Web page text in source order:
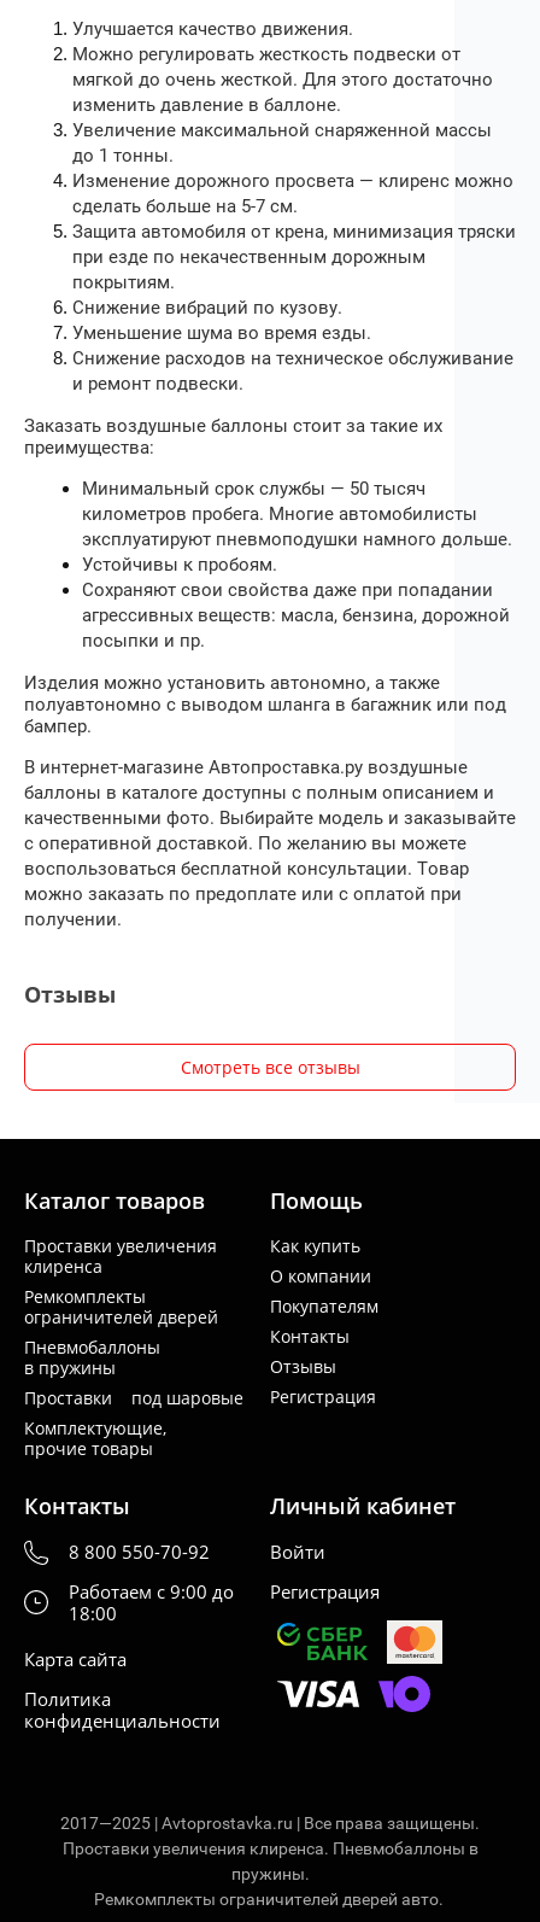
Улучшается качество движения.
Можно регулировать жесткость подвески от
мягкой до очень жесткой. Для этого достаточно
изменить давление в баллоне.
Увеличение максимальной снаряженной массы
до 1 тонны.
Изменение дорожного просвета — клиренс можно
сделать больше на 5-7 см.
Защита автомобиля от крена, минимизация тряски
при езде по некачественным дорожным
покрытиям.
Снижение вибраций по кузову.
Уменьшение шума во время езды.
Снижение расходов на техническое обслуживание
и ремонт подвески.
Заказать воздушные баллоны стоит за такие их
преимущества:
Минимальный срок службы — 50 тысяч
километров пробега. Многие автомобилисты
эксплуатируют пневмоподушки намного дольше.
Устойчивы к пробоям.
Сохраняют свои свойства даже при попадании
агрессивных веществ: масла, бензина, дорожной
посыпки и пр.
Изделия можно установить автономно, а также
полуавтономно с выводом шланга в багажник или под
бампер.
В интернет-магазине Автопроставка.ру воздушные
баллоны в каталоге доступны с полным описанием и
качественными фото. Выбирайте модель и заказывайте
с оперативной доставкой. По желанию вы можете
воспользоваться бесплатной консультации. Товар
можно заказать по предоплате или с оплатой при
получении.
Отзывы
Смотреть все отзывы
Каталог товаров
Проставки увеличения
клиренса
Ремкомплекты
ограничителей дверей
Пневмобаллоны
в пружины
Проставки под шаровые
Комплектующие,
прочие товары
Помощь
Как купить
О компании
Покупателям
Контакты
Отзывы
Регистрация
Контакты
8 800 550-70-92
Работаем с 9:00 до
18:00
Карта сайта
Политика
конфиденциальности
Личный кабинет
Войти
Регистрация
2017—2025 | Avtoprostavka.ru | Все права защищены.
Проставки увеличения клиренса. Пневмобаллоны в
пружины.
Ремкомплекты ограничителей дверей авто.